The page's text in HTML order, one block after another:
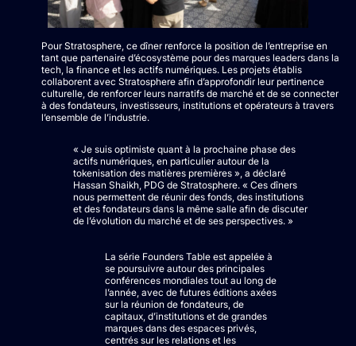
Pour Stratosphere, ce dîner renforce la position de l’entreprise en
tant que partenaire d’écosystème pour des marques leaders dans la
tech, la finance et les actifs numériques. Les projets établis
collaborent avec Stratosphere afin d’approfondir leur pertinence
culturelle, de renforcer leurs narratifs de marché et de se connecter
à des fondateurs, investisseurs, institutions et opérateurs à travers
l’ensemble de l’industrie.
« Je suis optimiste quant à la prochaine phase des
actifs numériques, en particulier autour de la
tokenisation des matières premières », a déclaré
Hassan Shaikh, PDG de Stratosphere. « Ces dîners
nous permettent de réunir des fonds, des institutions
et des fondateurs dans la même salle afin de discuter
de l’évolution du marché et de ses perspectives. »
La série Founders Table est appelée à
se poursuivre autour des principales
conférences mondiales tout au long de
l’année, avec de futures éditions axées
sur la réunion de fondateurs, de
capitaux, d’institutions et de grandes
marques dans des espaces privés,
centrés sur les relations et les